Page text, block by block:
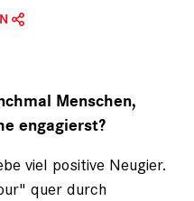
Menschen,
engagierst?
viel positive Neugier.
quer durch